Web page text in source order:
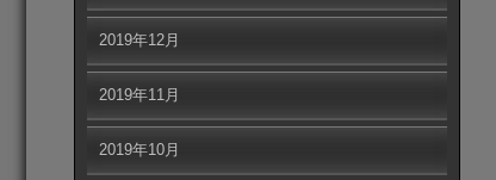
2019年12月
2019年11月
2019年10月